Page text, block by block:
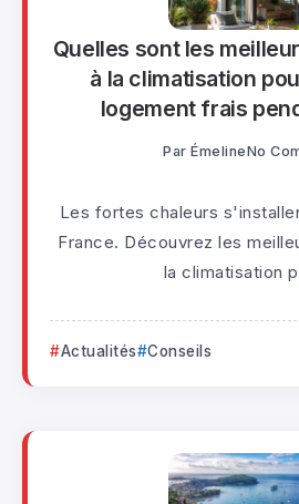
Quelles sont les
à la climatisation
logement frais
Par ÉmelineNo
Les fortes chaleurs
France. Découvrez les
la climatisation
Actualités Conseils